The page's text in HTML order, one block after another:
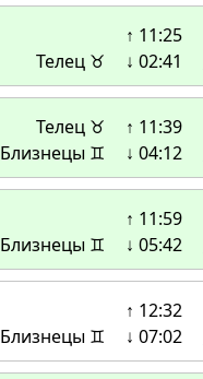
Телец ♉
↑ 11:25
↓ 02:41
Телец ♉
Близнецы ♊
↑ 11:39
↓ 04:12
Близнецы ♊
↑ 11:59
↓ 05:42
Близнецы ♊
↑ 12:32
↓ 07:02